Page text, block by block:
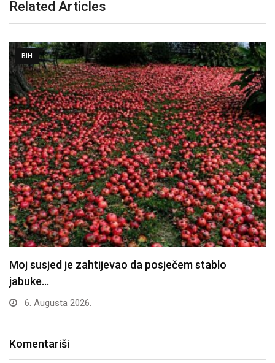
Related Articles
BIH
Moj susjed je zahtijevao da posječem stablo
jabuke…
6. Augusta 2026.
Komentariši